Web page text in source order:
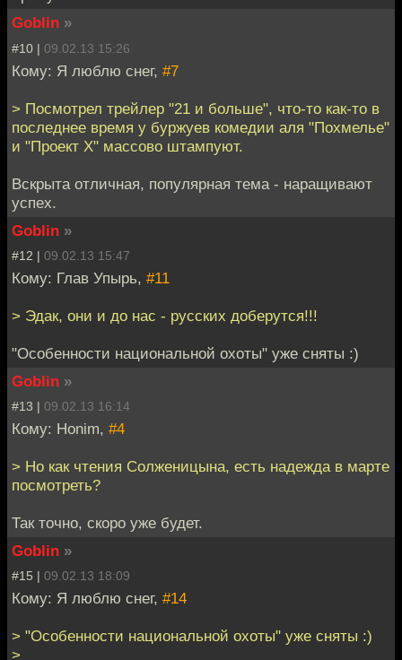
Goblin »
#10 | 09.02.13 15:26
Кому: Я люблю снег, #7
> Посмотрел трейлер "21 и больше", что-то как-то в
последнее время у буржуев комедии аля "Похмелье"
и "Проект Х" массово штампуют.
Вскрыта отличная, популярная тема - наращивают
успех.
Goblin »
#12 | 09.02.13 15:47
Кому: Глав Упырь, #11
> Эдак, они и до нас - русских доберутся!!!
"Особенности национальной охоты" уже сняты :)
Goblin »
#13 | 09.02.13 16:14
Кому: Honim, #4
> Но как чтения Солженицына, есть надежда в марте
посмотреть?
Так точно, скоро уже будет.
Goblin »
#15 | 09.02.13 18:09
Кому: Я люблю снег, #14
> "Особенности национальной охоты" уже сняты :)
>